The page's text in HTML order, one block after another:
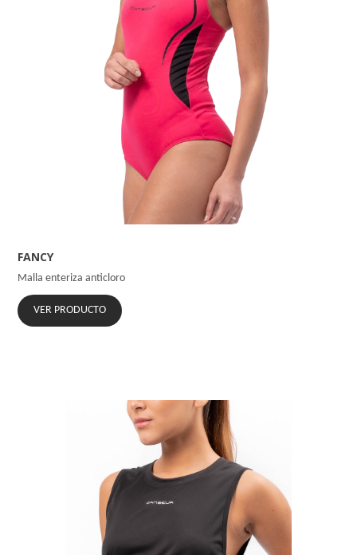
FANCY
Malla enteriza anticloro
VER PRODUCTO